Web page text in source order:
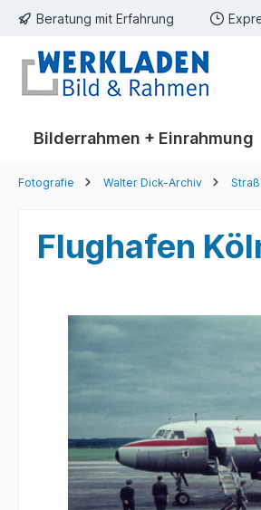
Zur Hauptnavigation
Beratung mit Erfahrung
Bilderrahmen + Einrahmung
Fotografie Walter Dick-Archiv
Flughafen
Bildergalerie überspringen